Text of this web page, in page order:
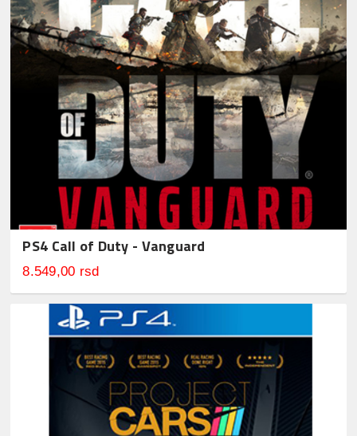
PS4 Call of Duty - Vanguard
8.549,00 rsd